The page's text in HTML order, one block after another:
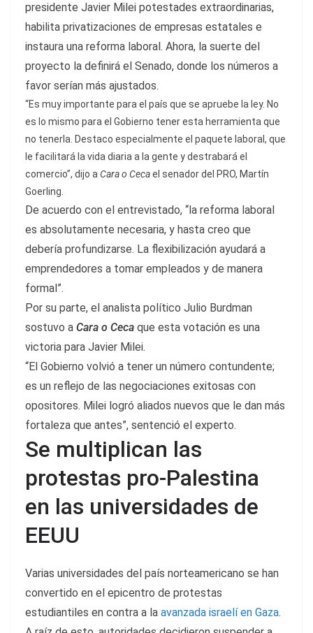
presidente Javier Milei potestades extraordinarias,
habilita privatizaciones de empresas estatales e
instaura una reforma laboral. Ahora, la suerte del
proyecto la definirá el Senado, donde los números a
favor serían más ajustados.
“Es muy importante para el país que se apruebe la ley. No
es lo mismo para el Gobierno tener esta herramienta que
no tenerla. Destaco especialmente el paquete laboral, que
le facilitará la vida diaria a la gente y destrabará el
comercio”, dijo aCara o Cecael senador del PRO, Martín
Goerling.
De acuerdo con el entrevistado, “la reforma laboral
es absolutamente necesaria, y hasta creo que
debería profundizarse. La flexibilización ayudará a
emprendedores a tomar empleados y de manera
formal”.
Por su parte, el analista político Julio Burdman
sostuvo a Cara o Ceca que esta votación es una
victoria para Javier Milei.
“El Gobierno volvió a tener un número contundente;
es un reflejo de las negociaciones exitosas con
opositores. Milei logró aliados nuevos que le dan más
fortaleza que antes”, sentenció el experto.
Se multiplican las
protestas pro-Palestina
en las universidades de
EEUU
Varias universidades del país norteamericano se han
convertido en el epicentro de protestas
estudiantiles en contra a la avanzada israelí en Gaza.